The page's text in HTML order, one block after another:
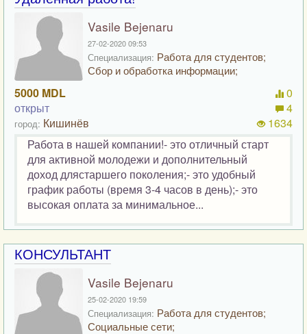
Vasile Bejenaru
27-02-2020 09:53
Специализация: Работа для студентов;
Сбор и обработка информации;
5000 MDL
открыт
город: Кишинёв
0
4
1634
Работа в нашей компании!- это отличный старт
для активной молодежи и дополнительный
доход длястаршего поколения;- это удобный
график работы (время 3-4 часов в день);- это
высокая оплата за минимальное...
КОНСУЛЬТАНТ
Vasile Bejenaru
25-02-2020 19:59
Специализация: Работа для студентов;
Социальные сети;